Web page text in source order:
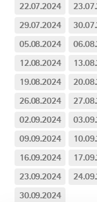
22.07.2024
29.07.2024
05.08.2024
12.08.2024
19.08.2024
26.08.2024
02.09.2024
09.09.2024
16.09.2024
23.09.2024
30.09.2024